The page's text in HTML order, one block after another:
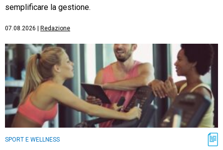
semplificare la gestione.
07.08.2026 Redazione
SPORT E WELLNESS